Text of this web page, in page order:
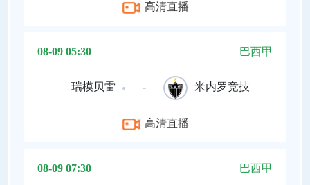
高清直播
08-09 05:30 巴西甲
瑞模贝雷 - 米内罗竞技
高清直播
08-09 07:30 巴西甲